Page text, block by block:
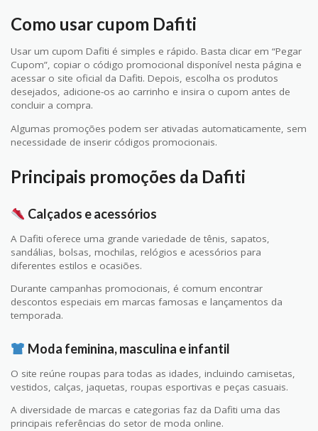
Como usar cupom Dafiti
Usar um cupom Dafiti é simples e rápido. Basta clicar em “Pegar
Cupom”, copiar o código promocional disponível nesta página e
acessar o site oficial da Dafiti. Depois, escolha os produtos
desejados, adicione-os ao carrinho e insira o cupom antes de
concluir a compra.
Algumas promoções podem ser ativadas automaticamente, sem
necessidade de inserir códigos promocionais.
Principais promoções da Dafiti
Calçados e acessórios
A Dafiti oferece uma grande variedade de tênis, sapatos,
sandálias, bolsas, mochilas, relógios e acessórios para
diferentes estilos e ocasiões.
Durante campanhas promocionais, é comum encontrar
descontos especiais em marcas famosas e lançamentos da
temporada.
Moda feminina, masculina e infantil
O site reúne roupas para todas as idades, incluindo camisetas,
vestidos, calças, jaquetas, roupas esportivas e peças casuais.
A diversidade de marcas e categorias faz da Dafiti uma das
principais referências do setor de moda online.